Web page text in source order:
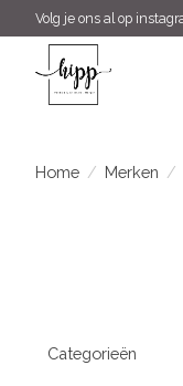
Volg je ons al op
Home / Merken /
Categorieën